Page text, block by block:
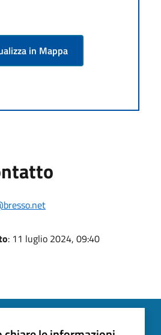
in Mappa
: 11 luglio 2024, 09:40